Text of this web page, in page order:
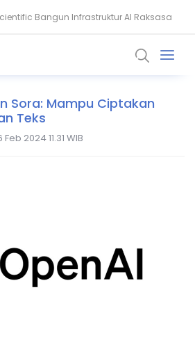
Bangun Infrastruktur AI Raksasa
Obat Jadi Setahun, China Melesat
Sora: Mampu Ciptakan
Teks
Feb 2024 11.31 WIB